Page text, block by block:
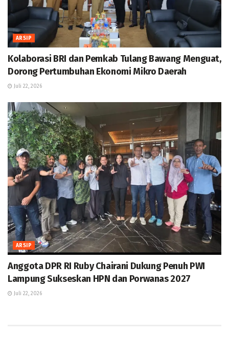
ARSIP
Kolaborasi BRI dan Pemkab Tulang Bawang Menguat,
Dorong Pertumbuhan Ekonomi Mikro Daerah
Juli 22, 2026
ARSIP
Anggota DPR RI Ruby Chairani Dukung Penuh PWI
Lampung Sukseskan HPN dan Porwanas 2027
Juli 22, 2026